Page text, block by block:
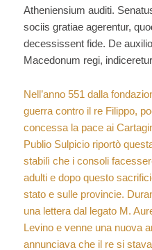
Atheniensium auditi.
sociis gratiae agerentur,
decessissent fide. De
Macedonum regi,
Nell’anno 551 dalla
guerra contro il re Filippo,
concessa la pace ai
Publio Sulpicio riportò
stabilì che i consoli
adulti e dopo questo
stato e sulle provincie.
una lettera dal legato M.
Levino e venne una nuova
annunciava che il re si